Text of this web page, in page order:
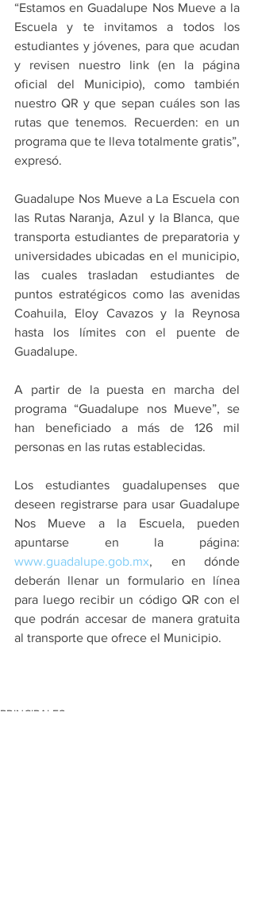
“Estamos en Guadalupe Nos Mueve a la
Escuela y te invitamos a todos los
estudiantes y jóvenes, para que acudan
y revisen nuestro link (en la página
oficial del Municipio), como también
nuestro QR y que sepan cuáles son las
rutas que tenemos. Recuerden: en un
programa que te lleva totalmente gratis”,
expresó.
Guadalupe Nos Mueve a La Escuela con
las Rutas Naranja, Azul y la Blanca, que
transporta estudiantes de preparatoria y
universidades ubicadas en el municipio,
las cuales trasladan estudiantes de
puntos estratégicos como las avenidas
Coahuila, Eloy Cavazos y la Reynosa
hasta los límites con el puente de
Guadalupe.
A partir de la puesta en marcha del
programa “Guadalupe nos Mueve”, se
han beneficiado a más de 126 mil
personas en las rutas establecidas.
Los estudiantes guadalupenses que
deseen registrarse para usar Guadalupe
Nos Mueve a la Escuela, pueden
www.guadalupe.gob.mx, en dónde
deberán llenar un formulario en línea
para luego recibir un código QR con el
que podrán accesar de manera gratuita
al transporte que ofrece el Municipio.
PRINCIPALES